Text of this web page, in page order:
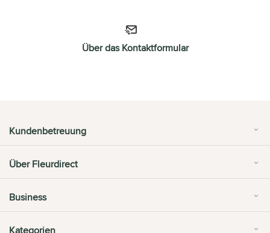
Über das Kontaktformular
Kundenbetreuung
Über Fleurdirect
Business